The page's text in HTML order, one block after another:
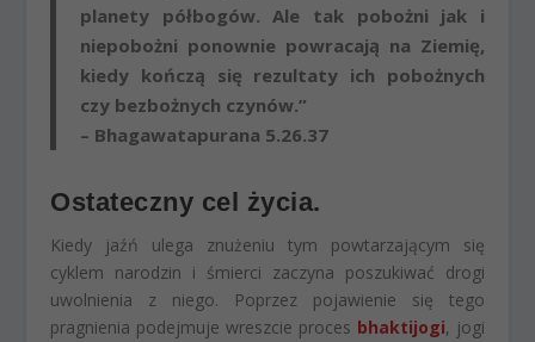
planety półbogów. Ale tak pobożni jak i
niepobożni ponownie powracają na Ziemię,
kiedy kończą się rezultaty ich pobożnych
czy bezbożnych czynów.”
– Bhagawatapurana 5.26.37
Ostateczny cel życia.
Kiedy jaźń ulega znużeniu tym powtarzającym się
cyklem narodzin i śmierci zaczyna poszukiwać drogi
uwolnienia z niego. Poprzez pojawienie się tego
pragnienia podejmuje wreszcie proces bhaktijogi, jogi